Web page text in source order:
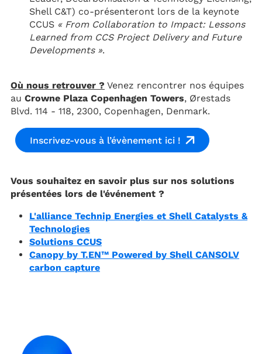
Shell C&T) co-présenteront lors de la keynote
CCUS « From Collaboration to Impact: Lessons
Learned from CCS Project Delivery and Future
Developments ».
Où nous retrouver ? Venez rencontrer nos équipes
au Crowne Plaza Copenhagen Towers, Ørestads
Blvd. 114 - 118, 2300, Copenhagen, Denmark.
Inscrivez-vous à l’évènement ici !
Vous souhaitez en savoir plus sur nos solutions
présentées lors de l'événement ?
L'alliance Technip Energies et Shell Catalysts &
Technologies
Solutions CCUS
Canopy by T.EN™ Powered by Shell CANSOLV
carbon capture